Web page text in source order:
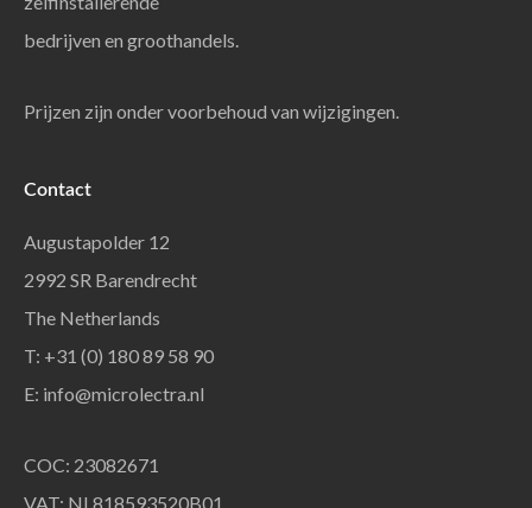
bedrijven en groothandels.
Prijzen zijn onder voorbehoud van wijzigingen.
Contact
Augustapolder 12
2992 SR Barendrecht
The Netherlands
T: +31 (0) 180 89 58 90
E: info@microlectra.nl
COC: 23082671
VAT: NL818593520B01